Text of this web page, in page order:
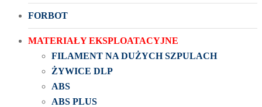
FORBOT
MATERIAŁY EKSPLOATACYJNE
FILAMENT NA DUŻYCH SZPULACH
ŻYWICE DLP
ABS
ABS PLUS